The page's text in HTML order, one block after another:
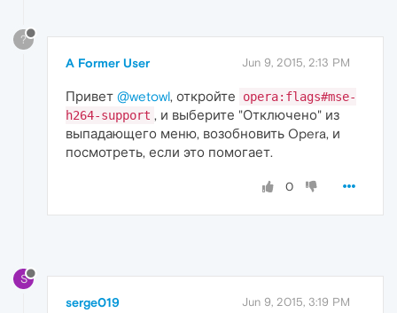
?
A Former User Jun 9, 2015, 2:13 PM
Привет @wetowl, откройте
opera:flags#mse-
h264-support , и выберите "Отключено" из
выпадающего меню, возобновить Opera, и
посмотреть, если это помогает.
0
S
serge019 Jun 9, 2015, 3:19 PM